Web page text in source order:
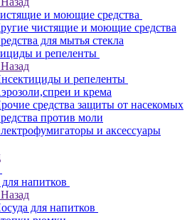
и моющие средства
чистящие и моющие средства
для мытья стекла
и репеленты
Назад
и репеленты
и крема
средства защиты от насекомых
против моли
и аксессуары
напитков
Назад
для напитков